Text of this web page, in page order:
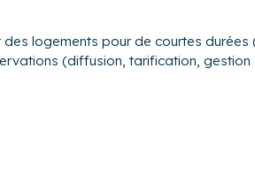
logements pour de courtes durées
(diffusion, tarification, gestion